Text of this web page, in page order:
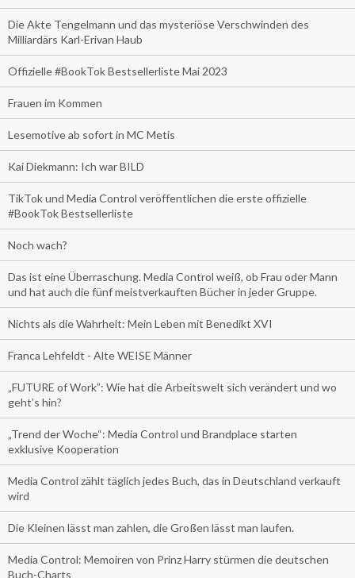
Die Akte Tengelmann und das mysteriöse Verschwinden des
Milliardärs Karl-Erivan Haub
Offizielle #BookTok Bestsellerliste Mai 2023
Frauen im Kommen
Lesemotive ab sofort in MC Metis
Kai Diekmann: Ich war BILD
TikTok und Media Control veröffentlichen die erste offizielle
#BookTok Bestsellerliste
Noch wach?
Das ist eine Überraschung. Media Control weiß, ob Frau oder Mann
und hat auch die fünf meistverkauften Bücher in jeder Gruppe.
Nichts als die Wahrheit: Mein Leben mit Benedikt XVI
Franca Lehfeldt - Alte WEISE Männer
„FUTURE of Work”: Wie hat die Arbeitswelt sich verändert und wo
geht’s hin?
„Trend der Woche“: Media Control und Brandplace starten
exklusive Kooperation
Media Control zählt täglich jedes Buch, das in Deutschland verkauft
wird
Die Kleinen lässt man zahlen, die Großen lässt man laufen.
Media Control: Memoiren von Prinz Harry stürmen die deutschen
Buch-Charts